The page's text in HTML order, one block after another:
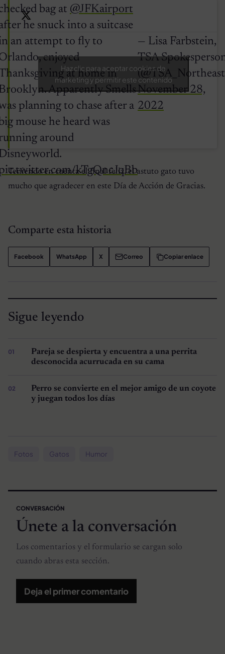
bag at @JFKairport
he snuck into a suitcase
an attempt to fly to
enjoyed
at home in
Apparently Smells
planning to chase after a
mouse he heard was
around
kTgQncJqBb
— Lisa Farbstein,
TSA
November 28,
2022
Haz clic para aceptar cookies de
marketing y permitir este contenido
Teniendo en cuenta el final feliz, el astuto gato tuvo
mucho que agradecer en este Día de Acción de Gracias.
Comparte esta historia
Facebook WhatsApp X Correo Copiar enlace
Sigue leyendo
Pareja se despierta y encuentra a una perrita
desconocida acurrucada en su cama
Perro se convierte en el mejor amigo de un coyote
y juegan todos los días
Fotos Gatos Humor
CONVERSACIÓN
Únete a la conversación
Los comentarios y el formulario se cargan solo
cuando abras esta sección.
Deja el primer comentario